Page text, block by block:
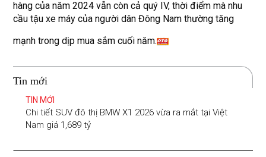
hàng của năm 2024 vẫn còn cả quý IV, thời điểm mà nhu
cầu tậu xe máy của người dân Đông Nam thường tăng
mạnh trong dịp mua sắm cuối năm.
Tin mới
TIN MỚI
Chi tiết SUV đô thị BMW X1 2026 vừa ra mắt tại Việt
Nam giá 1,689 tỷ